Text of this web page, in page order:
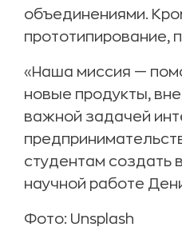
объединениями.
прототипирование,
«Наша миссия —
новые продукты,
важной задачей
студентам создать
научной работе
Фото: Unsplash